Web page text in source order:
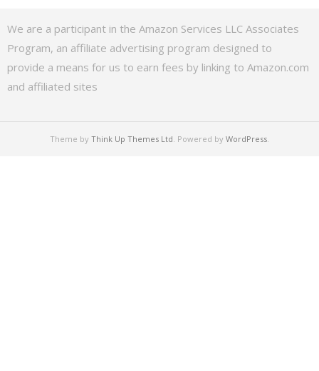
We are a participant in the Amazon Services LLC Associates
Program, an affiliate advertising program designed to
provide a means for us to earn fees by linking to Amazon.com
and affiliated sites
Theme by Think Up Themes Ltd. Powered by WordPress.